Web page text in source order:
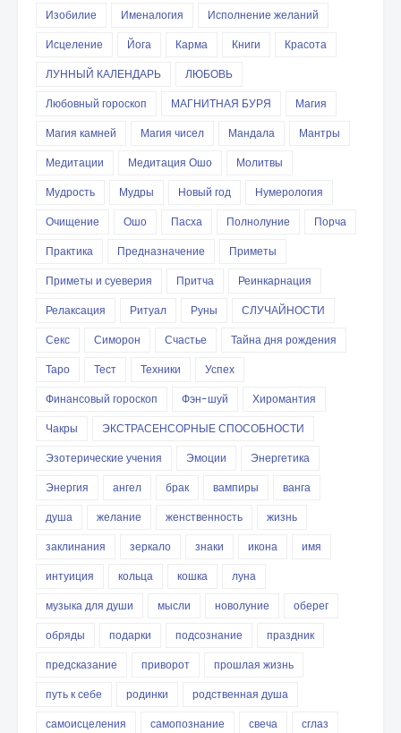
Изобилие
Именалогия
Исполнение желаний
Исцеление
Йога Карма Книги
Красота
ЛУННЫЙ КАЛЕНДАРЬ
ЛЮБОВЬ
Любовный гороскоп
МАГНИТНАЯ БУРЯ
Магия
Магия камней
Магия чисел Мандала
Мантры
Медитации
Медитация Ошо
Молитвы
Мудрость
Мудры Новый год
Нумерология
Очищение
Ошо Пасха Полнолуние
Порча
Практика
Предназначение
Приметы
Приметы и суеверия
Притча
Реинкарнация
Релаксация
Ритуал Руны
СЛУЧАЙНОСТИ
Секс
Симорон Счастье
Тайна дня рождения
Таро
Тест Техники
Успех
Финансовый гороскоп
Фэн-шуй
Хиромантия
Чакры
ЭКСТРАСЕНСОРНЫЕ СПОСОБНОСТИ
Эзотерические учения
Эмоции
Энергетика
Энергия
ангел брак вампиры
ванга
душа
желание женственность
жизнь
заклинания
зеркало знаки икона
имя
интуиция
кольца кошка
луна
музыка для души
мысли новолуние
оберег
обряды
подарки подсознание
праздник
предсказание
приворот
прошлая жизнь
путь к себе
родинки
родственная душа
самоисцеления
самопознание свеча
сглаз